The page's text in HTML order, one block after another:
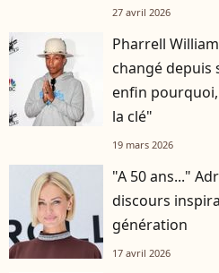
27 avril 2026
Pharrell
changé depuis
enfin
la clé"
19 mars 2026
"A 50 ans..."
discours
génération
17 avril 2026